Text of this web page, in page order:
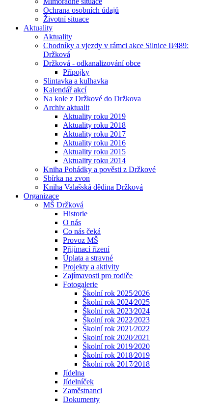
Ochrana osobních údajů
Životní situace
Aktuality
Aktuality
Chodníky a vjezdy v rámci akce Silnice II⁄489:
Držková
Držková - odkanalizování obce
Přípojky
Slintavka a kulhavka
Kalendář akcí
Na kole z Držkové do Držkova
Archiv aktualit
Aktuality roku 2019
Aktuality roku 2018
Aktuality roku 2017
Aktuality roku 2016
Aktuality roku 2015
Aktuality roku 2014
Kniha Pohádky a pověsti z Držkové
Sbírka na zvon
Kniha Valašská dědina Držková
Organizace
MŠ Držková
Historie
O nás
Co nás čeká
Provoz MŠ
Přijímací řízení
Úplata a stravné
Projekty a aktivity
Zajímavosti pro rodiče
Fotogalerie
Školní rok 2025⁄2026
Školní rok 2024⁄2025
Školní rok 2023⁄2024
Školní rok 2022⁄2023
Školní rok 2021⁄2022
Školní rok 2020⁄2021
Školní rok 2019⁄2020
Školní rok 2018⁄2019
Školní rok 2017⁄2018
Jídelna
Jídelníček
Zaměstnanci
Dokumenty